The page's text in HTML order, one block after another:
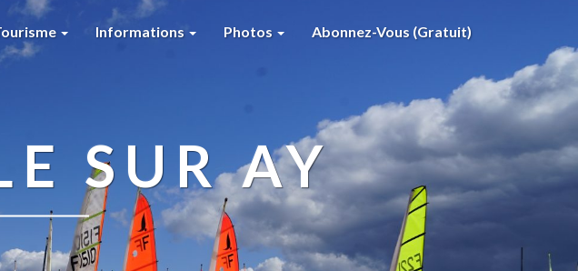
Informations Photos Abonnez-Vous (gratuit)
SUR AY